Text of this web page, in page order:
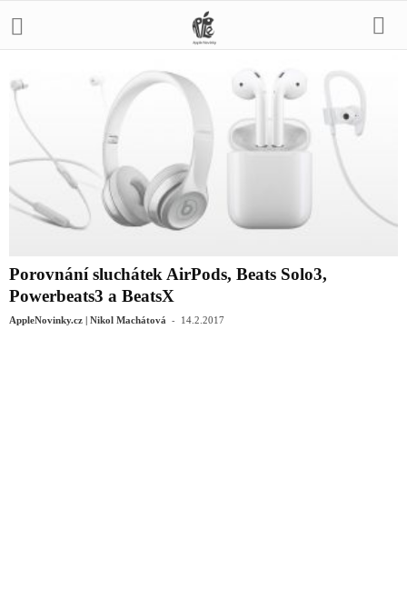
Porovnání sluchátek AirPods, Beats Solo3,
Powerbeats3 a BeatsX
AppleNovinky.cz | Nikol Machátová - 14.2.2017